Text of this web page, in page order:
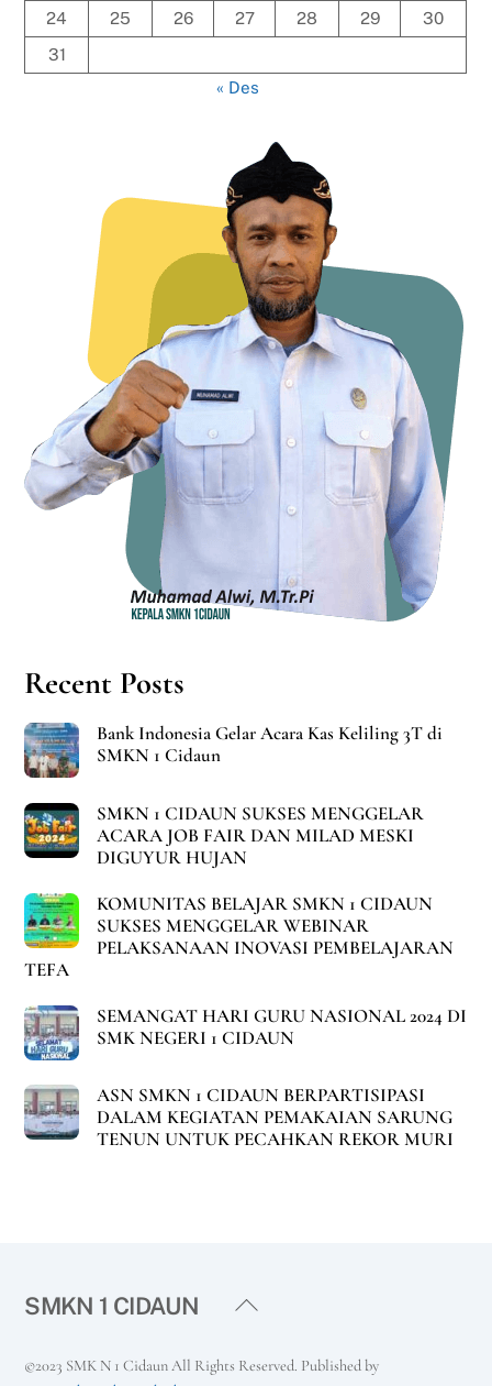
24
25 26 27 28 29
30
31
« Des
Recent Posts
Bank Indonesia Gelar Acara Kas Keliling 3T di
SMKN 1 Cidaun
SMKN 1 CIDAUN SUKSES MENGGELAR
ACARA JOB FAIR DAN MILAD MESKI
DIGUYUR HUJAN
KOMUNITAS BELAJAR SMKN 1 CIDAUN
SUKSES MENGGELAR WEBINAR
PELAKSANAAN INOVASI PEMBELAJARAN
TEFA
SEMANGAT HARI GURU NASIONAL 2024 DI
SMK NEGERI 1 CIDAUN
ASN SMKN 1 CIDAUN BERPARTISIPASI
DALAM KEGIATAN PEMAKAIAN SARUNG
TENUN UNTUK PECAHKAN REKOR MURI
Back
Top
SMKN 1 CIDAUN
©2023 SMK N 1 Cidaun All Rights Reserved. Published by